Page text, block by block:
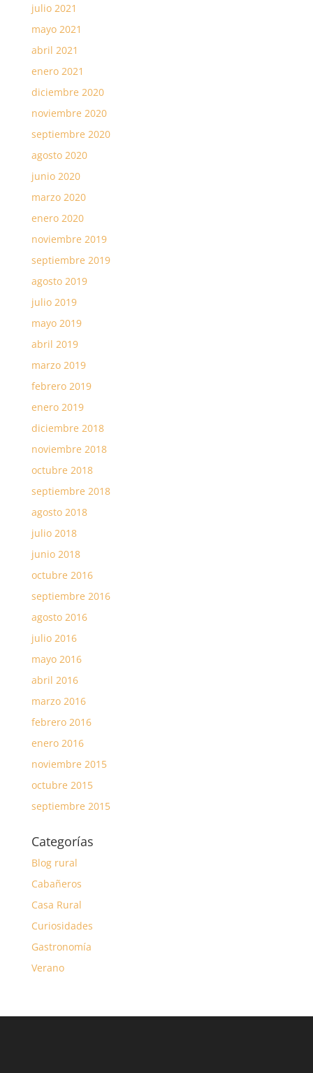
julio 2021
mayo 2021
abril 2021
enero 2021
diciembre 2020
noviembre 2020
septiembre 2020
agosto 2020
junio 2020
marzo 2020
enero 2020
noviembre 2019
septiembre 2019
agosto 2019
julio 2019
mayo 2019
abril 2019
marzo 2019
febrero 2019
enero 2019
diciembre 2018
noviembre 2018
octubre 2018
septiembre 2018
agosto 2018
julio 2018
junio 2018
octubre 2016
septiembre 2016
agosto 2016
julio 2016
mayo 2016
abril 2016
marzo 2016
febrero 2016
enero 2016
noviembre 2015
octubre 2015
septiembre 2015
Categorías
Blog rural
Cabañeros
Casa Rural
Curiosidades
Gastronomía
Verano